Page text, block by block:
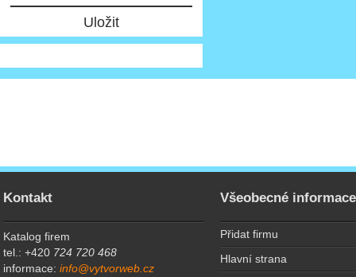
Kontakt
Katalog firem
tel.: +420 724 720 468
informace:info@vytvorweb.cz
Všeobecné informace
Přidat firmu
Hlavní strana